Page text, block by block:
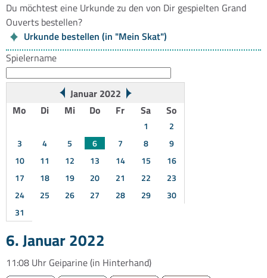
Du möchtest eine Urkunde zu den von Dir gespielten Grand
Ouverts bestellen?
Urkunde bestellen (in "Mein Skat")
Spielername
Januar 2022
Mo
Di Mi Do Fr Sa So
1
2
3
4 5 6 7 8
9
10
11 12 13 14 15
16
17
18 19 20 21 22
23
24
25 26 27 28 29
30
31
6. Januar 2022
11:08 Uhr Geiparine(in Hinterhand)